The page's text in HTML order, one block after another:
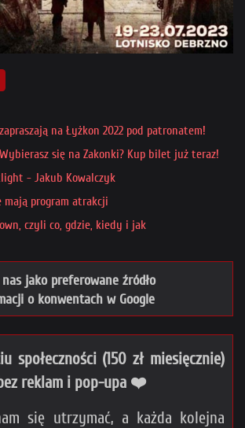
na Łyżkon 2022 pod patronatem!
się na Zakonki? Kup bilet już teraz!
- Jakub Kowalczyk
mają program atrakcji
czyli co, gdzie, kiedy i jak
nas jako preferowane źródło
o konwentach w Google
społeczności (150 zł miesięcznie)
reklam i pop-upa ❤️
się utrzymać, a każda kolejna